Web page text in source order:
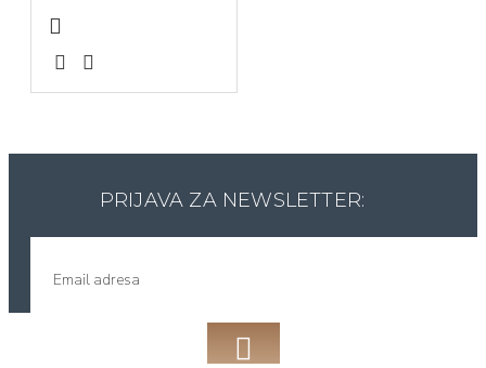
PRIJAVA ZA NEWSLETTER: